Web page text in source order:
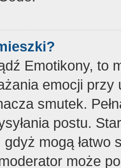
Emotikony, to
emocji
smutek.
postu.
mogą
może